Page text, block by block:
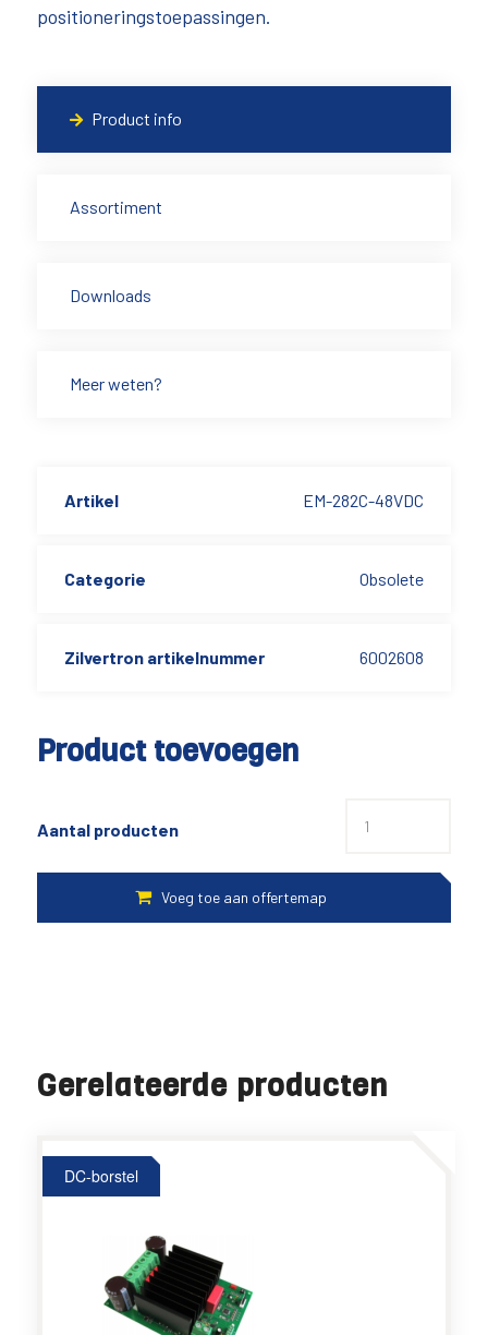
Product toevoegen
Aantal producten
positioneringstoepassingen.
Product info
Assortiment
Downloads
Meer weten?
Artikel EM-282C-48VDC
Categorie Obsolete
Zilvertron artikelnummer 6002608
Gerelateerde producten
DC-borstel